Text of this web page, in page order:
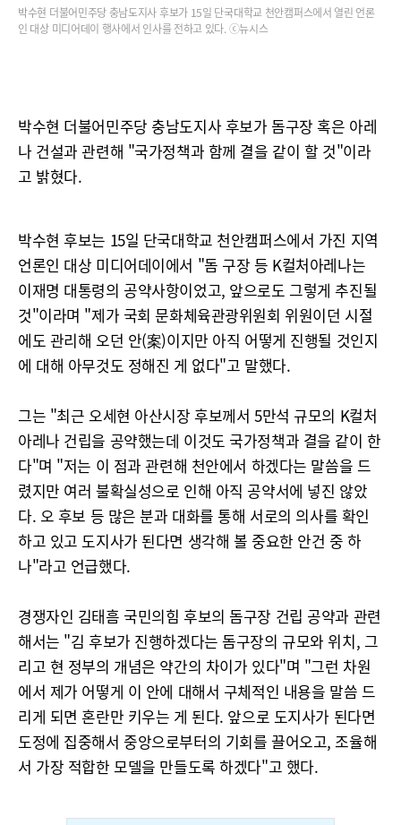
박수현 더불어민주당 충남도지사 후보가 15일 단국대학교 천안캠퍼스에서 열린 언론
인 대상 미디어데이 행사에서 인사를 전하고 있다. ⓒ뉴시스
박수현 더불어민주당 충남도지사 후보가 돔구장 혹은 아레
나 건설과 관련해 "국가정책과 함께 결을 같이 할 것"이라
고 밝혔다.
박수현 후보는 15일 단국대학교 천안캠퍼스에서 가진 지역
언론인 대상 미디어데이에서 "돔 구장 등 K컬처아레나는
이재명 대통령의 공약사항이었고, 앞으로도 그렇게 추진될
것"이라며 "제가 국회 문화체육관광위원회 위원이던 시절
에도 관리해 오던 안(案)이지만 아직 어떻게 진행될 것인지
에 대해 아무것도 정해진 게 없다"고 말했다.
그는 "최근 오세현 아산시장 후보께서 5만석 규모의 K컬처
아레나 건립을 공약했는데 이것도 국가정책과 결을 같이 한
다"며 "저는 이 점과 관련해 천안에서 하겠다는 말씀을 드
렸지만 여러 불확실성으로 인해 아직 공약서에 넣진 않았
다. 오 후보 등 많은 분과 대화를 통해 서로의 의사를 확인
하고 있고 도지사가 된다면 생각해 볼 중요한 안건 중 하
나"라고 언급했다.
경쟁자인 김태흠 국민의힘 후보의 돔구장 건립 공약과 관련
해서는 "김 후보가 진행하겠다는 돔구장의 규모와 위치, 그
리고 현 정부의 개념은 약간의 차이가 있다"며 "그런 차원
에서 제가 어떻게 이 안에 대해서 구체적인 내용을 말씀 드
리게 되면 혼란만 키우는 게 된다. 앞으로 도지사가 된다면
도정에 집중해서 중앙으로부터의 기회를 끌어오고, 조율해
서 가장 적합한 모델을 만들도록 하겠다"고 했다.